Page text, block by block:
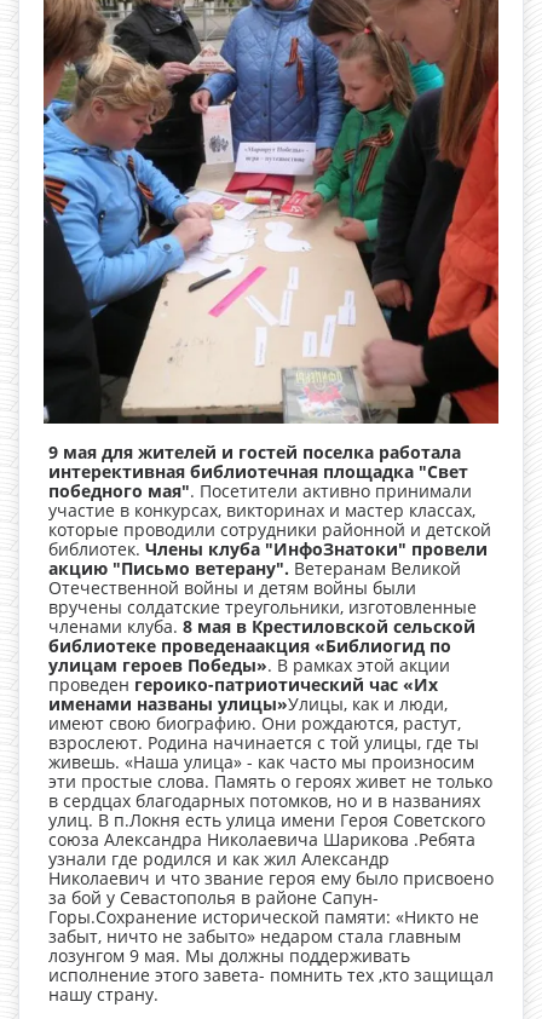
9 мая для жителей и гостей поселка работала
интерективная библиотечная площадка "Свет
победного мая". Посетители активно принимали
участие в конкурсах, викторинах и мастер классах,
которые проводили сотрудники районной и детской
библиотек. Члены клуба "ИнфоЗнатоки" провели
акцию "Письмо ветерану". Ветеранам Великой
Отечественной войны и детям войны были
вручены солдатские треугольники, изготовленные
членами клуба. 8 мая в Крестиловской сельской
библиотеке проведенаакция «Библиогид по
улицам героев Победы». В рамках этой акции
проведен героико-патриотический час «Их
именами названы улицы»Улицы, как и люди,
имеют свою биографию. Они рождаются, растут,
взрослеют. Родина начинается с той улицы, где ты
живешь. «Наша улица» - как часто мы произносим
эти простые слова. Память о героях живет не только
в сердцах благодарных потомков, но и в названиях
улиц. В п.Локня есть улица имени Героя Советского
союза Александра Николаевича Шарикова .Ребята
узнали где родился и как жил Александр
Николаевич и что звание героя ему было присвоено
за бой у Севастополья в районе Сапун-
Горы.Сохранение исторической памяти: «Никто не
забыт, ничто не забыто» недаром стала главным
лозунгом 9 мая. Мы должны поддерживать
исполнение этого завета- помнить тех ,кто защищал
нашу страну.